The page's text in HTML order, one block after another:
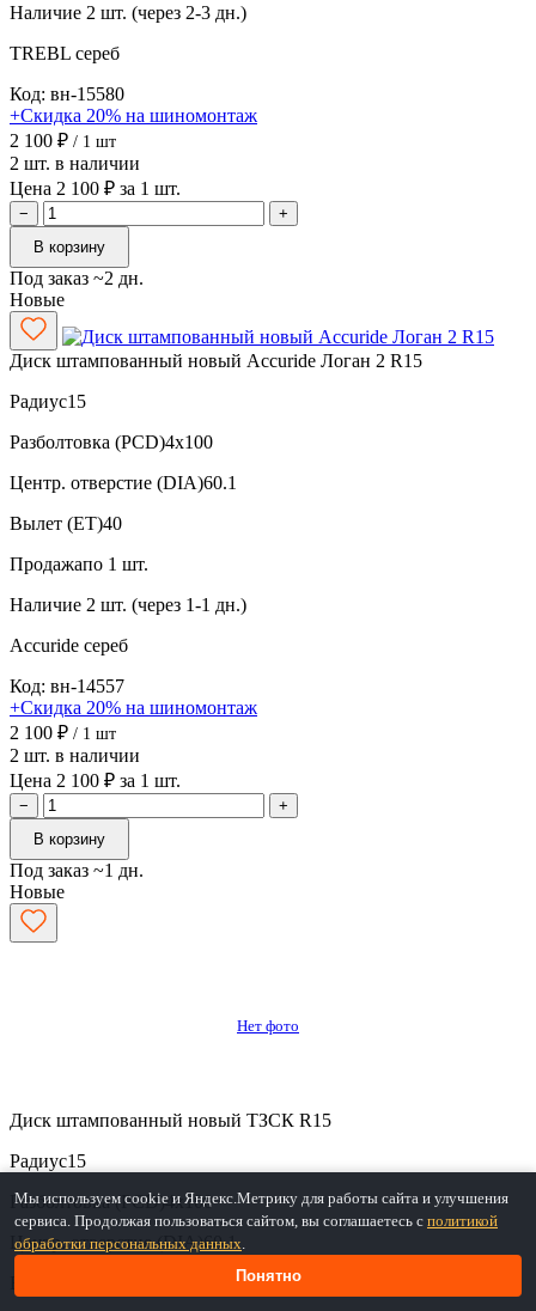
Наличие 2 шт. (через 2-3 дн.)
TREBL сереб
Код: вн-15580
+Скидка 20% на шиномонтаж
2 100 ₽ / 1 шт
2 шт. в наличии
Цена 2 100 ₽ за 1 шт.
−
+
В корзину
Под заказ ~2 дн.
Новые
Диск штампованный новый Accuride Логан 2 R15
Радиус15
Разболтовка (PCD)4x100
Центр. отверстие (DIA)60.1
Вылет (ET)40
Продажапо 1 шт.
Наличие 2 шт. (через 1-1 дн.)
Accuride сереб
Код: вн-14557
+Скидка 20% на шиномонтаж
2 100 ₽ / 1 шт
2 шт. в наличии
Цена 2 100 ₽ за 1 шт.
−
+
В корзину
Под заказ ~1 дн.
Новые
Нет фото
Диск штампованный новый ТЗСК R15
Радиус15
Разболтовка (PCD)4x100
Центр. отверстие (DIA)60.1
Мы используем cookie и Яндекс.Метрику для работы сайта и улучшения
сервиса. Продолжая пользоваться сайтом, вы соглашаетесь с политикой
обработки персональных данных.
Понятно